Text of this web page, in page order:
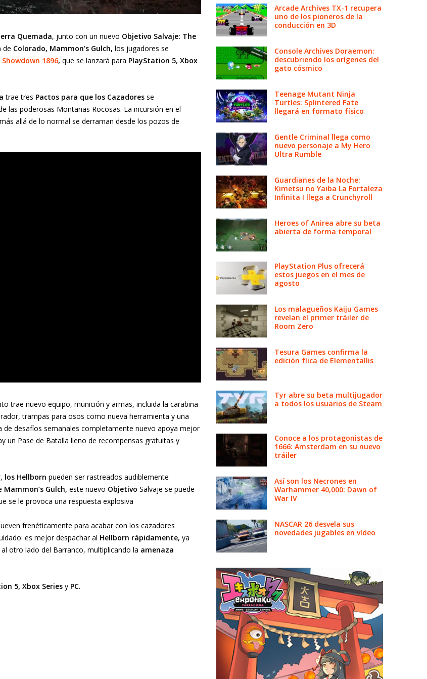
Quemada, junto con un nuevo Objetivo Salvaje: The
de Colorado, Mammon’s Gulch, los jugadores se
1896, que se lanzará para PlayStation 5, Xbox
trae tres Pactos para que los Cazadores se
las poderosas Montañas Rocosas. La incursión en el
allá de lo normal se derraman desde los pozos de
trae nuevo equipo, munición y armas, incluida la carabina
trampas para osos como nueva herramienta y una
de desafíos semanales completamente nuevo apoya mejor
un Pase de Batalla lleno de recompensas gratuitas y
los Hellborn pueden ser rastreados audiblemente
Mammon’s Gulch, este nuevo Objetivo Salvaje se puede
se le provoca una respuesta explosiva
frenéticamente para acabar con los cazadores
es mejor despachar al Hellborn rápidamente, ya
otro lado del Barranco, multiplicando la amenaza
5, Xbox Series y PC.
Arcade Archives TX-1 recupera
uno de los pioneros de la
conducción en 3D
Console Archives Doraemon:
descubriendo los orígenes del
gato cósmico
Teenage Mutant Ninja
Turtles: Splintered Fate
llegará en formato físico
Gentle Criminal llega como
nuevo personaje a My Hero
Ultra Rumble
Guardianes de la Noche:
Kimetsu no Yaiba La Fortaleza
Infinita I llega a Crunchyroll
Heroes of Anirea abre su beta
abierta de forma temporal
PlayStation Plus ofrecerá
estos juegos en el mes de
agosto
Los malagueños Kaiju Games
revelan el primer tráiler de
Room Zero
Tesura Games confirma la
edición fíica de Elementallis
Tyr abre su beta multijugador
a todos los usuarios de Steam
Conoce a los protagonistas de
1666: Amsterdam en su nuevo
tráiler
Así son los Necrones en
Warhammer 40,000: Dawn of
War IV
NASCAR 26 desvela sus
novedades jugables en vídeo